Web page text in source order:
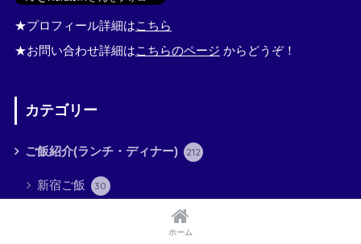
★プロフィール詳細はこちら
★お問い合わせ詳細はこちらのページ からどうぞ！
カテゴリー
ご飯紹介(ランチ・ディナー) 212
新宿ご飯 30
ホーム